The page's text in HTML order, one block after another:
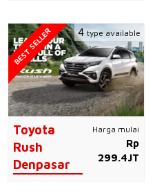
Toyota
Rush
Denpasar
Harga mulai
Rp
299.4JT
BEST SELLER 4type available